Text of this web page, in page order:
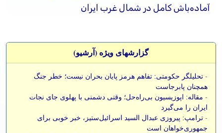
آماده‌باش کامل در شمال غرب ایران
گزارشهای ویژه (آرشيو)
- تحلیلگر حکومتی: تفاهم هرمز پایان بحران نیست؛ خطر جنگ
همچنان پابرجاست
- مقاله: اپوزیسیون بی‌راه‌حل؛ وقتی دشمنی با پهلوی جای نجات
ایران را می‌گیرد
- ترامپ: پیروزی عبدال السید اسرائیل‌ستیز، خبر خوبی برای
جمهوری‌خواهان است